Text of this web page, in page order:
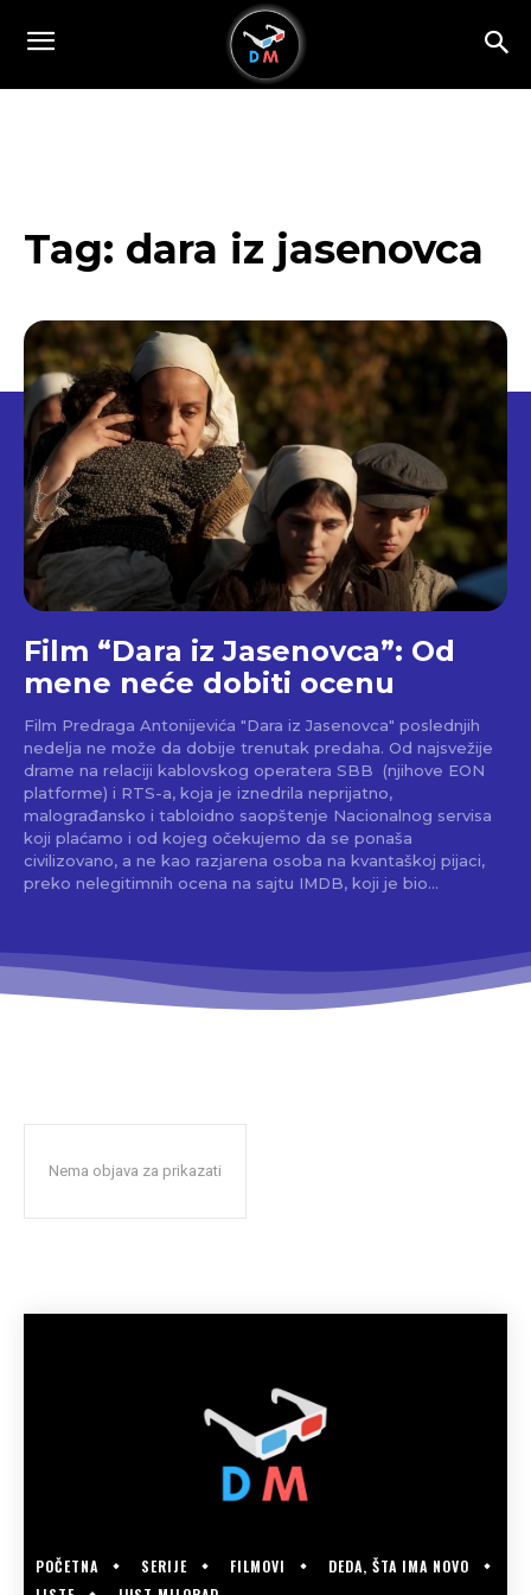
Tag: dara iz jasenovca
Film “Dara iz Jasenovca”: Od
mene neće dobiti ocenu
Film Predraga Antonijevića "Dara iz Jasenovca" poslednjih
nedelja ne može da dobije trenutak predaha. Od najsvežije
drame na relaciji kablovskog operatera SBB (njihove EON
platforme) i RTS-a, koja je iznedrila neprijatno,
malograđansko i tabloidno saopštenje Nacionalnog servisa
koji plaćamo i od kojeg očekujemo da se ponaša
civilizovano, a ne kao razjarena osoba na kvantaškoj pijaci,
preko nelegitimnih ocena na sajtu IMDB, koji je bio...
Nema objava za prikazati
POČETNA SERIJE FILMOVI
DEDA, ŠTA IMA NOVO